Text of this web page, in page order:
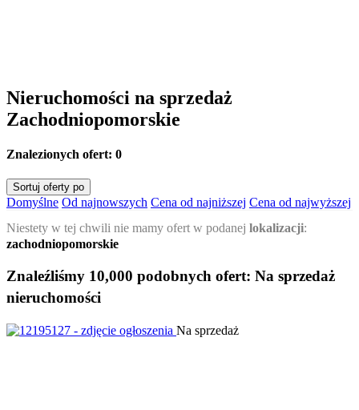
Nieruchomości na sprzedaż
Zachodniopomorskie
Znalezionych ofert: 0
Sortuj oferty po
Domyślne Od najnowszych Cena od najniższej Cena od najwyższej
Niestety w tej chwili nie mamy ofert w podanej lokalizacji:
zachodniopomorskie
Znaleźliśmy 10,000 podobnych ofert: Na sprzedaż
nieruchomości
Na sprzedaż